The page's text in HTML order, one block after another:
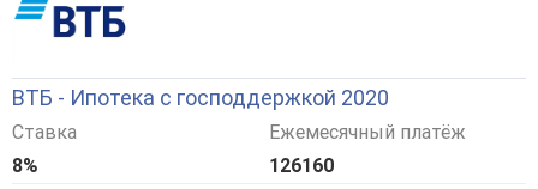
ВТБ - Ипотека с господдержкой 2020
Ставка
8%
Ежемесячный платёж
126160